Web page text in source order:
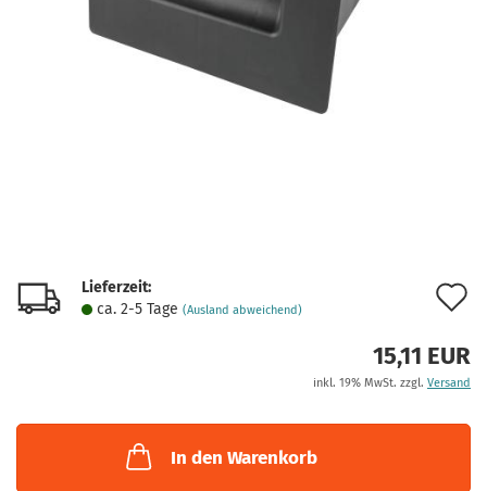
Lieferzeit:
ca. 2-5 Tage (Ausland abweichend)
15,11 EUR
inkl. 19% MwSt. zzgl. Versand
In den Warenkorb